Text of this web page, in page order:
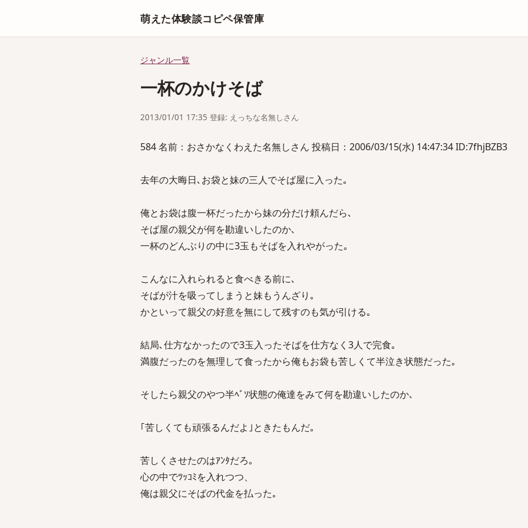
萌えた体験談コピペ保管庫
ジャンル一覧
一杯のかけそば
2013/01/01 17:35 登録: えっちな名無しさん
584 名前：おさかなくわえた名無しさん 投稿日：2006/03/15(水) 14:47:34 ID:7fhjBZB3
去年の大晦日､お袋と妹の三人でそば屋に入った｡
俺とお袋は腹一杯だったから妹の分だけ頼んだら､
そば屋の親父が何を勘違いしたのか､
一杯のどんぶりの中に3玉もそばを入れやがった｡
こんなに入れられると食べきる前に､
そばが汁を吸ってしまうと妹もうんざり｡
かといって親父の好意を無にして残すのも気が引ける｡
結局､仕方なかったので3玉入ったそばを仕方なく3人で完食｡
満腹だったのを無理して食ったから俺もお袋も苦しくて半泣き状態だった｡
そしたら親父のやつ半ﾍﾞｿ状態の俺達をみて何を勘違いしたのか､
｢苦しくても頑張るんだよ｣ときたもんだ｡
苦しくさせたのはｱﾝﾀだろ｡
心の中でﾂｯｺﾐを入れつつ、
俺は親父にそばの代金を払った｡